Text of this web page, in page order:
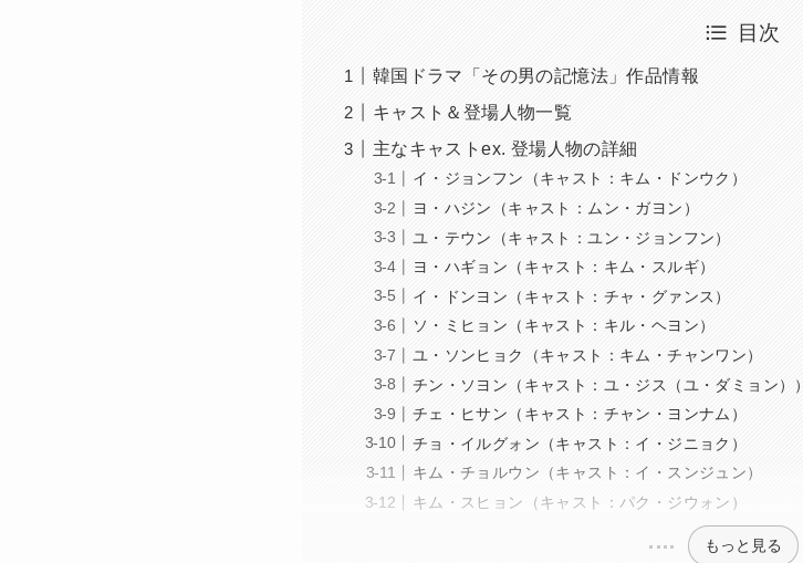
目次
韓国ドラマ「その男の記憶法」作品情報
キャスト＆登場人物一覧
主なキャストex. 登場人物の詳細
イ・ジョンフン（キャスト：キム・ドンウク）
ヨ・ハジン（キャスト：ムン・ガヨン）
ユ・テウン（キャスト：ユン・ジョンフン）
ヨ・ハギョン（キャスト：キム・スルギ）
イ・ドンヨン（キャスト：チャ・グァンス）
ソ・ミヒョン（キャスト：キル・ヘヨン）
ユ・ソンヒョク（キャスト：キム・チャンワン）
チン・ソヨン（キャスト：ユ・ジス（ユ・ダミョン））
チェ・ヒサン（キャスト：チャン・ヨンナム）
チョ・イルグォン（キャスト：イ・ジニョク）
キム・チョルウン（キャスト：イ・スンジュン）
キム・スヒョン（キャスト：パク・ジウォン）
もっと見る